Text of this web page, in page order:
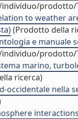
prodotto/
to weather
(Prodotto della
e manuale
prodotto/
marino,
ricerca)
occidentale nella